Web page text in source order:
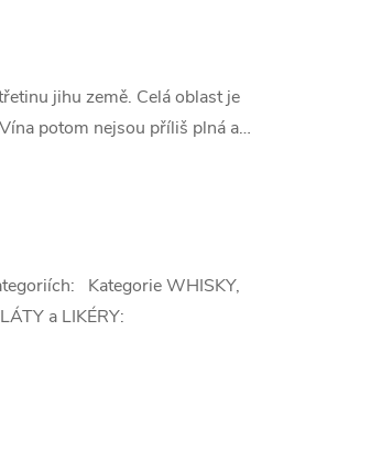
jihu země. Celá oblast je
potom nejsou příliš plná a…
Kategorie WHISKY,
a LIKÉRY: